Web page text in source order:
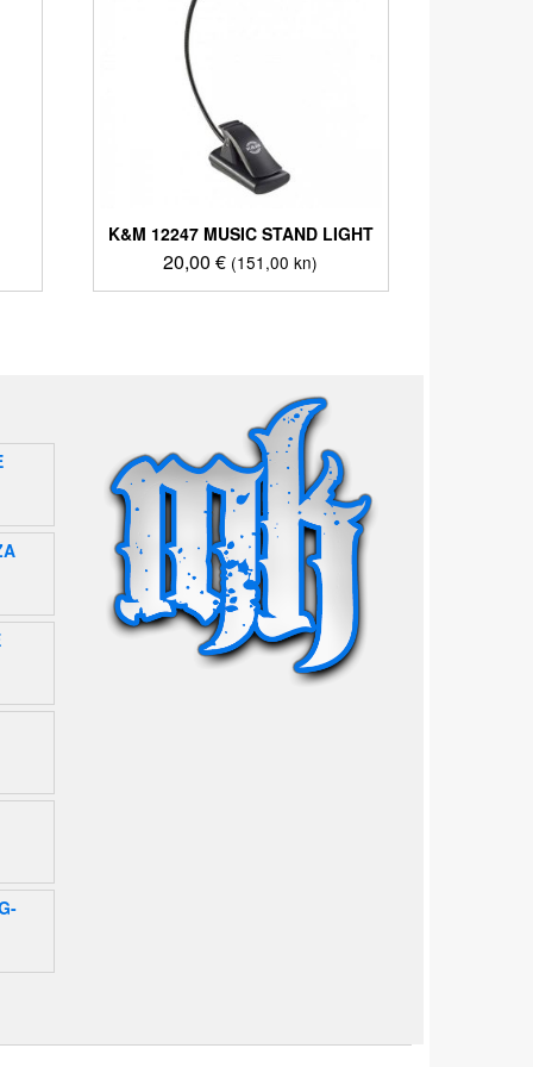
K&M 12247 MUSIC STAND LIGHT
20,00€ (151,00 kn)